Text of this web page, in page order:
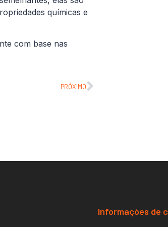
químicas e
com base nas
PRÓXIMO
Informações de